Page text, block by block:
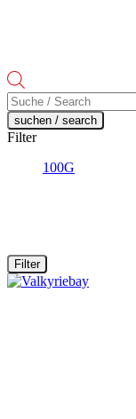
Products
search
suchen / search
Filter
100G
Filter